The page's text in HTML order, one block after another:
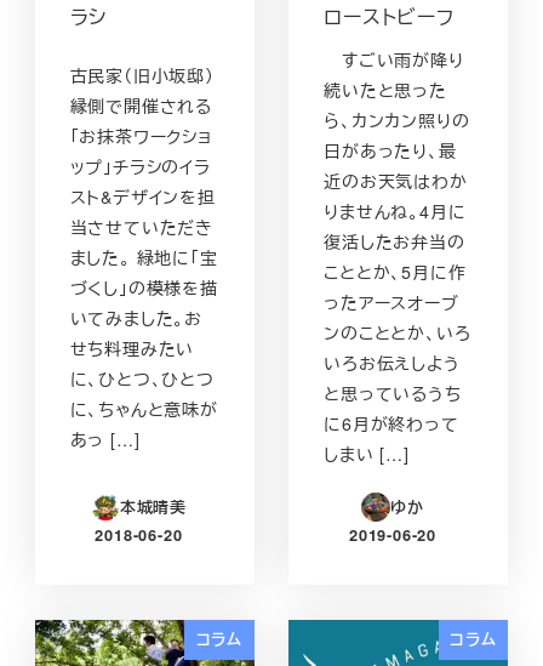
ラシ
古民家（旧小坂邸）
縁側で開催される
「お抹茶ワークショ
ップ」チラシのイラ
スト&デザインを担
当させていただき
ました。 緑地に「宝
づくし」の模様を描
いてみました。お
せち料理みたい
に、ひとつ、ひとつ
に、ちゃんと意味が
あっ […]
本城晴美
投稿日
2018-06-20
ローストビーフ
すごい雨が降り
続いたと思った
ら、カンカン照りの
日があったり、最
近のお天気はわか
りませんね。4月に
復活したお弁当の
こととか、5月に作
ったアースオーブ
ンのこととか、いろ
いろお伝えしよう
と思っているうち
に6月が終わって
しまい […]
ゆか
投稿日
2019-06-20
コラム コラム